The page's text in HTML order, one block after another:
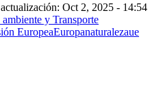
Oct 2, 2025 - 14:54
y Transporte
EuropeaEuropanaturalezaue